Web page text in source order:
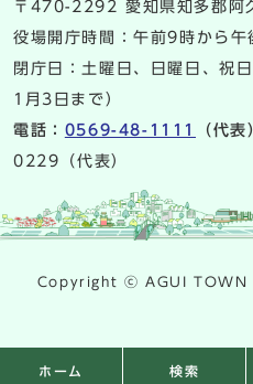
ホーム 検索
〒470-2292 愛知県知多郡阿
役場開庁時間：午前9時から
閉庁日：土曜日、日曜日、祝
1月3日まで）
電話： 0569-48-1111 （代表
0229（代表）
Copyright ⓒ AGUI TOWN